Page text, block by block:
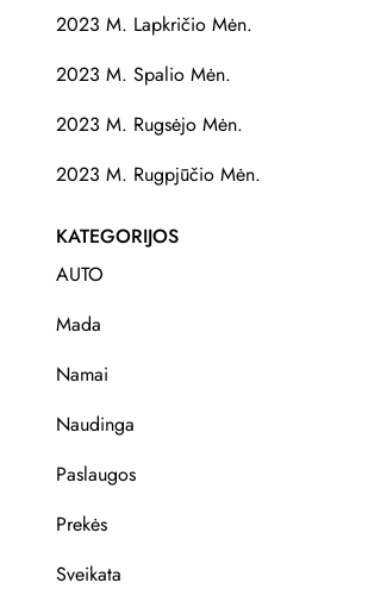
2023 M. Lapkričio Mėn.
2023 M. Spalio Mėn.
2023 M. Rugsėjo Mėn.
2023 M. Rugpjūčio Mėn.
KATEGORIJOS
AUTO
Mada
Namai
Naudinga
Paslaugos
Prekės
Sveikata